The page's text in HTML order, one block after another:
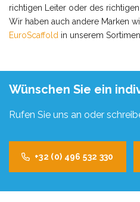
richtigen Leiter oder des
Wir haben auch andere Marken
EuroScaffold in unserem
Wünschen Sie ein
Rufen Sie uns an oder
+32 (0) 496 532 330